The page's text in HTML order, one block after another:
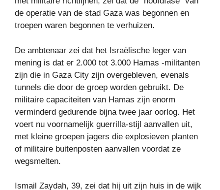
de operatie van de stad Gaza was begonnen en
troepen waren begonnen te verhuizen.
De ambtenaar zei dat het Israëlische leger van
mening is dat er 2.000 tot 3.000 Hamas -militanten
zijn die in Gaza City zijn overgebleven, evenals
tunnels die door de groep worden gebruikt. De
militaire capaciteiten van Hamas zijn enorm
verminderd gedurende bijna twee jaar oorlog. Het
voert nu voornamelijk guerrilla-stijl aanvallen uit,
met kleine groepen jagers die explosieven planten
of militaire buitenposten aanvallen voordat ze
wegsmelten.
Ismail Zaydah, 39, zei dat hij uit zijn huis in de wijk